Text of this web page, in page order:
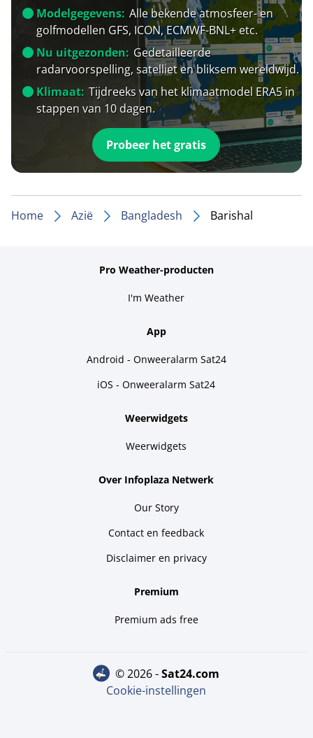
Modelgegevens: Alle bekende atmosfeer- en
golfmodellen GFS, ICON, ECMWF-BNL+ etc.
Nu uitgezonden: Gedetailleerde
radarvoorspelling, satelliet en bliksem wereldwijd.
Klimaat: Tijdreeks van het klimaatmodel ERA5 in
stappen van 10 dagen.
Probeer het gratis
Home Azië Bangladesh Barishal
Pro Weather-producten
I'm Weather
App
Android - Onweeralarm Sat24
iOS - Onweeralarm Sat24
Weerwidgets
Weerwidgets
Over Infoplaza Netwerk
Our Story
Contact en feedback
Disclaimer en privacy
Premium
Premium ads free
© 2026 - sat24.com
Cookie-instellingen